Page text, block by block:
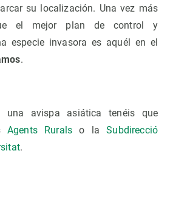
su localización. Una vez más
el mejor plan de control y
especie invasora es aquél en el
.
una avispa asiática tenéis que
Agents Rurals o laSubdirecció
.